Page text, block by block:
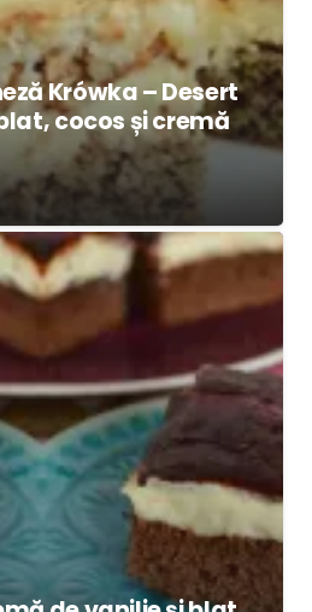
Krówka – Desert
cocos și cremă